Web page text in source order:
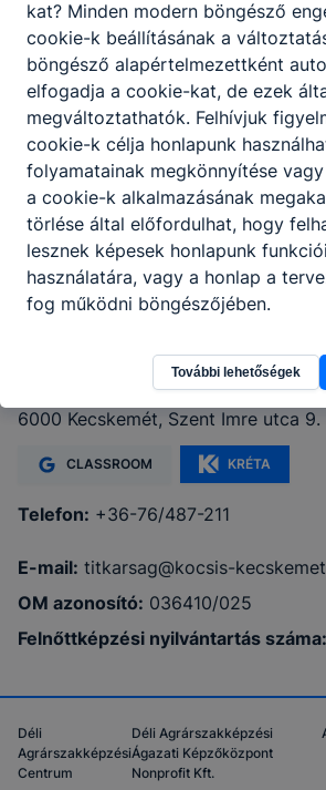
Déli ASzC Kocsis Pál
Környezetvédelmi
Szakképző Iskola
6000 Kecskemét, Szent Imre utca 9.
CLASSROOM KRÉTA
Telefon: +36-76/487-211
E-mail: titkarsag@kocsis-
OM azonosító: 036410/025
Felnőttképzési nyilvántartás száma:
Déli
Agrárszakképzési
Centrum
Déli Agrárszakképzési
Ágazati Képzőközpont
Nonprofit Kft.
kat? Minden modern böngésző
cookie-k beállításának a
böngésző alapértelmezettként
elfogadja a cookie-kat, de ezek
megváltoztathatók. Felhívjuk
cookie-k célja honlapunk
folyamatainak megkönnyítése
a cookie-k alkalmazásának
törlése által előfordulhat, hogy
lesznek képesek honlapunk
használatára, vagy a honlap a
fog működni böngészőjében.
További lehetőségek